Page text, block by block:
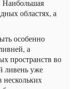
Наибольшая
областях, а
особенно
а
пространств во
ливень уже
нескольких